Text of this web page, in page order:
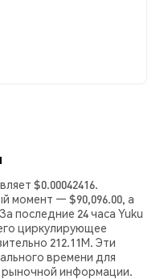
$0.00042416.
момент — $90,096.00, а
последние 24 часа Yuku
циркулирующее
212.11M. Эти
времени для
рыночной информации.